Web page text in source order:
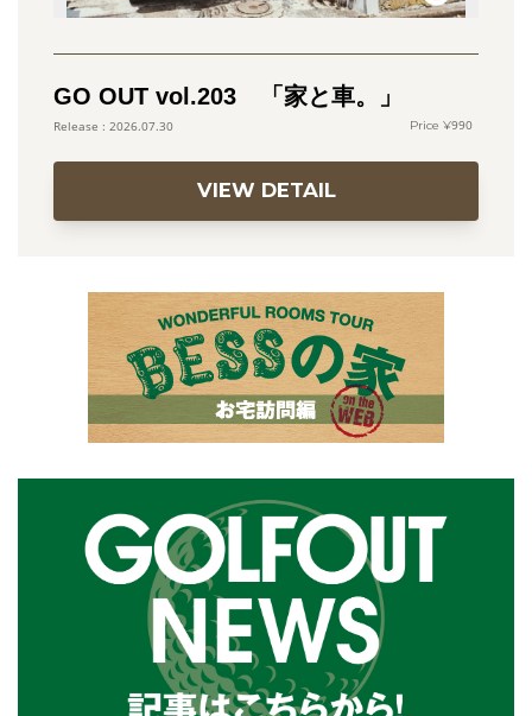
GO OUT vol.203 「家と車。」
2026.07.30 990
VIEW DETAIL